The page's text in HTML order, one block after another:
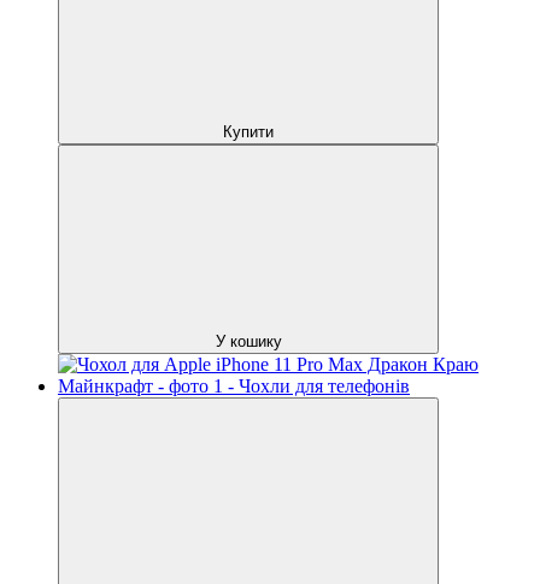
Купити
У кошику